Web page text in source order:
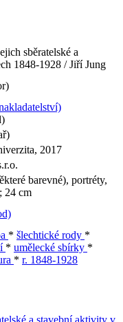
sběratelské a
1848-1928 / Jiří Jung
2017
barevné), portréty,
24 cm
* šlechtické rody *
* umělecké sbírky *
* r. 1848-1928